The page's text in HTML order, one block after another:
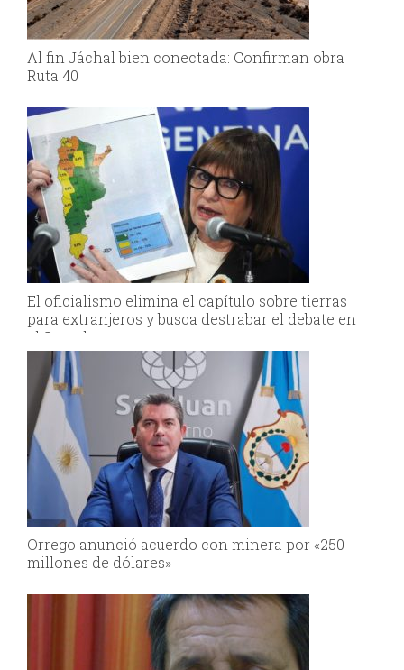
Al fin Jáchal bien conectada: Confirman obra
Ruta 40
El oficialismo elimina el capítulo sobre tierras
para extranjeros y busca destrabar el debate en
el Senado
Orrego anunció acuerdo con minera por «250
millones de dólares»